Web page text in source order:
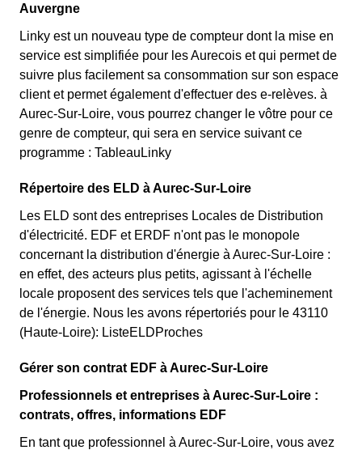
Auvergne
Linky est un nouveau type de compteur dont la mise en
service est simplifiée pour les Aurecois et qui permet de
suivre plus facilement sa consommation sur son espace
client et permet également d'effectuer des e-relèves. à
Aurec-Sur-Loire, vous pourrez changer le vôtre pour ce
genre de compteur, qui sera en service suivant ce
programme : TableauLinky
Répertoire des ELD à Aurec-Sur-Loire
Les ELD sont des entreprises Locales de Distribution
d'électricité. EDF et ERDF n'ont pas le monopole
concernant la distribution d'énergie à Aurec-Sur-Loire :
en effet, des acteurs plus petits, agissant à l'échelle
locale proposent des services tels que l'acheminement
de l'énergie. Nous les avons répertoriés pour le 43110
(Haute-Loire): ListeELDProches
Gérer son contrat EDF à Aurec-Sur-Loire
Professionnels et entreprises à Aurec-Sur-Loire :
contrats, offres, informations EDF
En tant que professionnel à Aurec-Sur-Loire, vous avez